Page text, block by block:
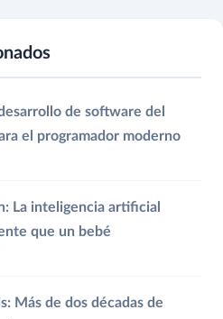
de software del
el programador moderno
La inteligencia artificial
que un bebé
Más de dos décadas de